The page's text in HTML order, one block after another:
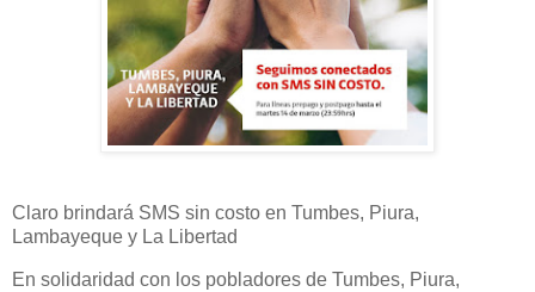
Claro brindará SMS sin costo en Tumbes, Piura,
Lambayeque y La Libertad
En solidaridad con los pobladores de Tumbes, Piura,